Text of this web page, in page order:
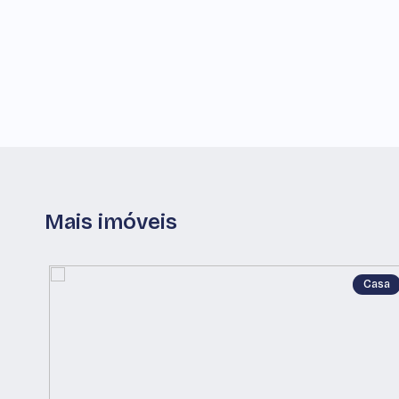
Mais imóveis
Casa